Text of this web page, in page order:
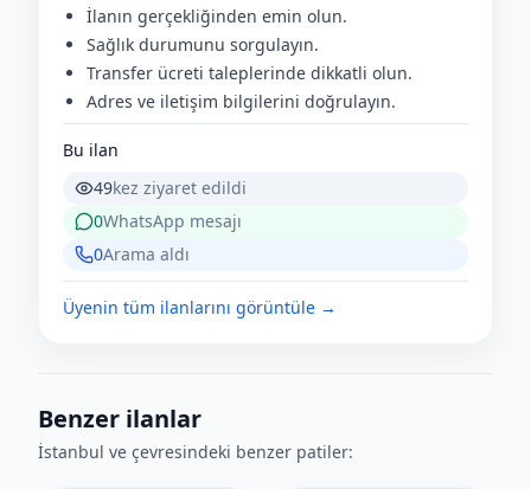
İlanın gerçekliğinden emin olun.
Sağlık durumunu sorgulayın.
Transfer ücreti taleplerinde dikkatli olun.
Adres ve iletişim bilgilerini doğrulayın.
Bu ilan
49kez ziyaret edildi
0WhatsApp mesajı
0Arama aldı
Üyenin tüm ilanlarını görüntüle →
Benzer ilanlar
İstanbul ve çevresindeki benzer patiler: